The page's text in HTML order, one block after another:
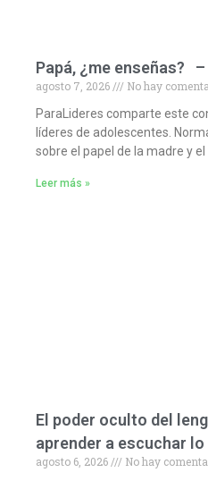
Papá, ¿me enseñas?
agosto 7, 2026
No hay
ParaLideres comparte este
líderes de adolescentes.
sobre el papel de la madre y
Leer más »
El poder oculto del
aprender a escuchar
agosto 6, 2026
No hay